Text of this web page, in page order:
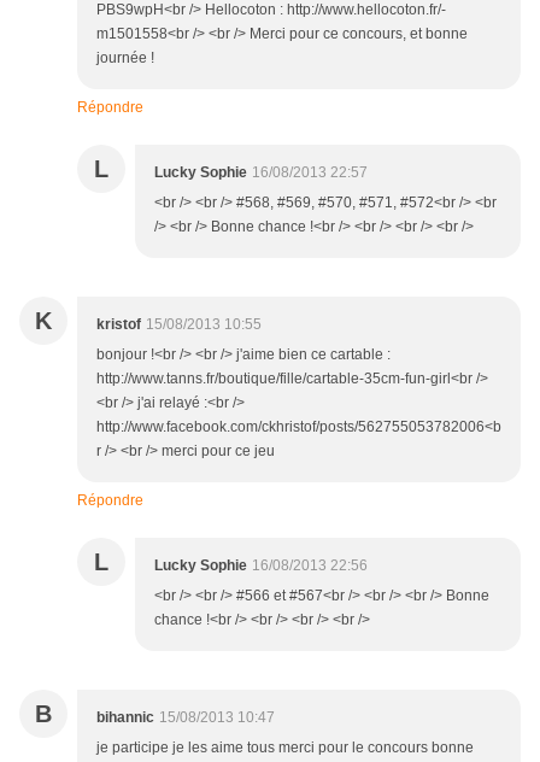
PBS9wpH<br /> Hellocoton : http://www.hellocoton.fr/-
m1501558<br /> <br /> Merci pour ce concours, et bonne
journée !
Répondre
L Lucky Sophie 16/08/2013 22:57
<br /> <br /> #568, #569, #570, #571, #572<br /> <br
/> <br /> Bonne chance !<br /> <br /> <br /> <br />
K kristof 15/08/2013 10:55
bonjour !<br /> <br /> j'aime bien ce cartable :
http://www.tanns.fr/boutique/fille/cartable-35cm-fun-girl<br />
<br /> j'ai relayé :<br />
http://www.facebook.com/ckhristof/posts/562755053782006<b
r /> <br /> merci pour ce jeu
Répondre
L Lucky Sophie 16/08/2013 22:56
<br /> <br /> #566 et #567<br /> <br /> <br /> Bonne
chance !<br /> <br /> <br /> <br />
B bihannic 15/08/2013 10:47
je participe je les aime tous merci pour le concours bonne